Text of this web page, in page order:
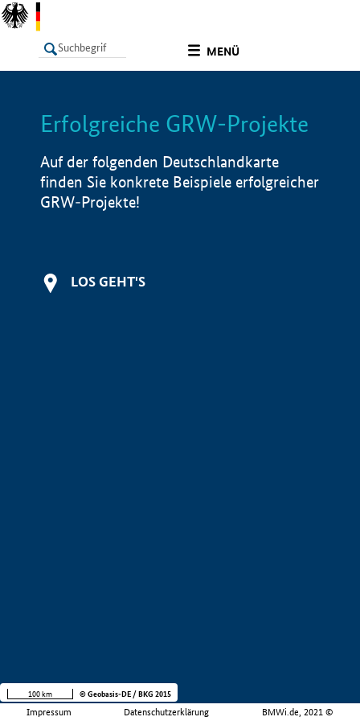
MENÜ
LISTE Info
Erfolgreiche GRW-Projekte
Auf der folgenden Deutschlandkarte
finden Sie konkrete Beispiele erfolgreicher
GRW-Projekte!
LOS GEHT'S
Impressum Datenschutzerklärung BMWi.de, 2021 ©
100 km © Geobasis-DE / BKG 2015